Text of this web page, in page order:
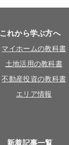
これから学ぶ方へ
マイホームの教科書
土地活用の教科書
不動産投資の教科書
エリア情報
新着記事一覧